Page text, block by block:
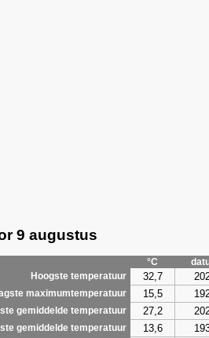
9 augustus
°C
Hoogste temperatuur
32,7
maximumtemperatuur 15,5
gemiddelde temperatuur 27,2
gemiddelde temperatuur 13,6